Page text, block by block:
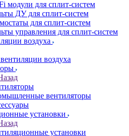
модули для сплит-систем
ДУ для сплит-систем
для сплит-систем
управления для сплит-систем
воздуха
воздуха
вентиляторы
установки
установки